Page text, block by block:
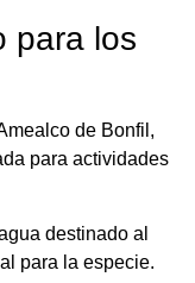
para los
de Bonfil,
para actividades
destinado al
para la especie.